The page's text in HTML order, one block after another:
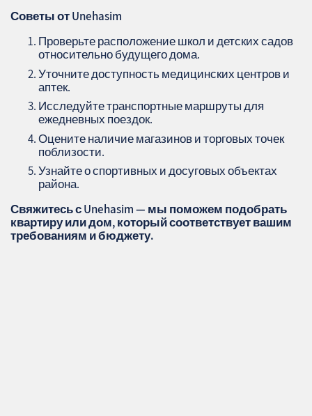
Советы от Unehasim
Проверьте расположение школ и детских садов
относительно будущего дома.
Уточните доступность медицинских центров и
аптек.
Исследуйте транспортные маршруты для
ежедневных поездок.
Оцените наличие магазинов и торговых точек
поблизости.
Узнайте о спортивных и досуговых объектах
района.
Свяжитесь с Unehasim — мы поможем подобрать
квартиру или дом, который соответствует вашим
требованиям и бюджету.